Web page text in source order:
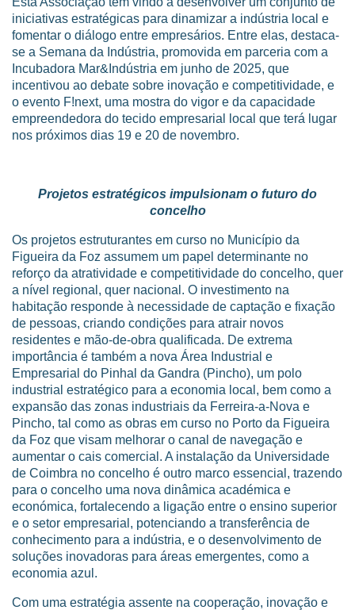
iniciativas estratégicas para dinamizar a indústria local e
fomentar o diálogo entre empresários. Entre elas, destaca-
se a Semana da Indústria, promovida em parceria com a
Incubadora Mar&Indústria em junho de 2025, que
incentivou ao debate sobre inovação e competitividade, e
o evento F!next, uma mostra do vigor e da capacidade
empreendedora do tecido empresarial local que terá lugar
nos próximos dias 19 e 20 de novembro.
Projetos estratégicos impulsionam o futuro do
concelho
Os projetos estruturantes em curso no Município da
Figueira da Foz assumem um papel determinante no
reforço da atratividade e competitividade do concelho, quer
a nível regional, quer nacional. O investimento na
habitação responde à necessidade de captação e fixação
de pessoas, criando condições para atrair novos
residentes e mão-de-obra qualificada. De extrema
importância é também a nova Área Industrial e
Empresarial do Pinhal da Gandra (Pincho), um polo
industrial estratégico para a economia local, bem como a
expansão das zonas industriais da Ferreira-a-Nova e
Pincho, tal como as obras em curso no Porto da Figueira
da Foz que visam melhorar o canal de navegação e
aumentar o cais comercial. A instalação da Universidade
de Coimbra no concelho é outro marco essencial, trazendo
para o concelho uma nova dinâmica académica e
económica, fortalecendo a ligação entre o ensino superior
e o setor empresarial, potenciando a transferência de
conhecimento para a indústria, e o desenvolvimento de
soluções inovadoras para áreas emergentes, como a
economia azul.
Com uma estratégia assente na cooperação, inovação e